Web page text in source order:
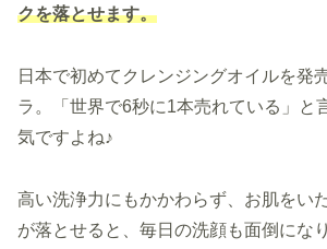
クを落とせます。
日本で初めてクレンジングオイルを発
ラ。「世界で6秒に1本売れている」と
気ですよね♪
高い洗浄力にもかかわらず、お肌をい
が落とせると、毎日の洗顔も面倒にな